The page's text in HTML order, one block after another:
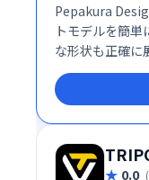
Pepakura
トモデルを簡
な形状も正確に
ペーパークラ
との連携もスム
0.0